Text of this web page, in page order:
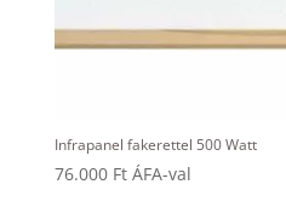
Infrapanel fakerettel 500 Watt
76.000 Ft ÁFA-val